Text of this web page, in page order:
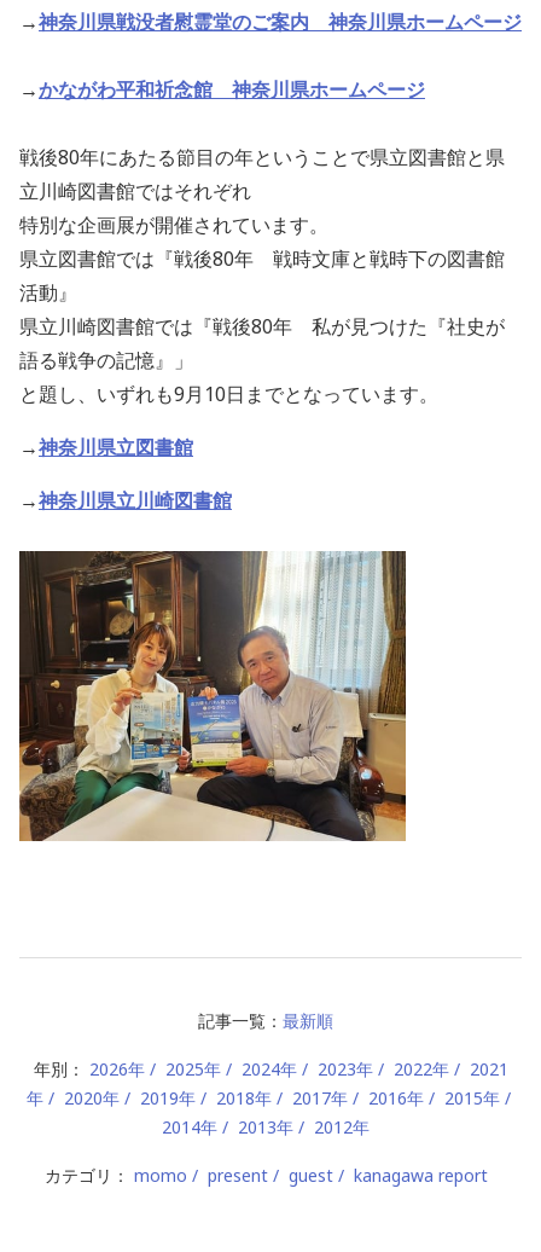
→神奈川県戦没者慰霊堂のご案内 神奈川県ホームページ
→かながわ平和祈念館 神奈川県ホームページ
戦後80年にあたる節目の年ということで県立図書館と県
立川崎図書館ではそれぞれ
特別な企画展が開催されています。
県立図書館では『戦後80年 戦時文庫と戦時下の図書館
活動』
県立川崎図書館では『戦後80年 私が見つけた『社史が
語る戦争の記憶』」
と題し、いずれも9月10日までとなっています。
→神奈川県立図書館
→神奈川県立川崎図書館
記事一覧： 最新順
年別： 2026年 2025年 2024年 2023年 2022年
2021
年
2020年 2019年 2018年 2017年 2016年
2015年
2014年
2013年 2012年
カテゴリ： momo present guest kanagawa report